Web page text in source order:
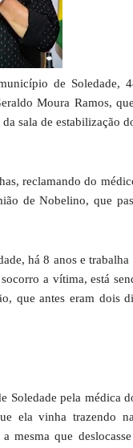
de Soledade,
Moura Ramos,
sala de estabilização
reclamando do
de Nobelino, que
há 8 anos e
a vítima, está
que antes eram dois
pela médica
ela vinha trazendo
mesma que